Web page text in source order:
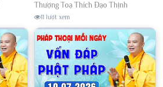
Thượng Toạ Thích Đạo Thịnh
11 lượt xem